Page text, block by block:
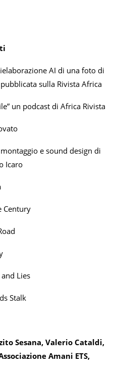
AI di una foto di
sulla Rivista Africa
un podcast di Africa Rivista
e sound design di
Icaro
Century
Lies
Stalk
Sesana, Valerio Cataldi,
Amani ETS,